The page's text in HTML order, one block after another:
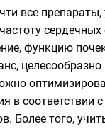
все
функцию
целесообразно
в соответствии
Более того,